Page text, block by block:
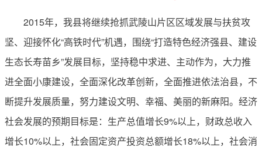
2015年，我县将继续抢抓武陵山片区区域发展与扶贫攻
坚、迎接怀化“高铁时代”机遇，围绕“打造特色经济强县、建设
生态长寿苗乡”发展目标，坚持稳中求进、主动作为，大力推
进全面小康建设，全面深化改革创新，全面推进依法治县，不
断提升发展质量，努力建设文明、幸福、美丽的新麻阳。经济
社会发展的预期目标是：生产总值增长9%以上，财政总收入
增长10%以上，社会固定资产投资总额增长18%以上，社会消